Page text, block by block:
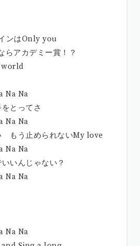
ンはOnly you
アカデミー賞！？
Na Na
とってさ
Na Na
もう止められないMy love
Na Na
いんじゃない？
Na Na
Na Na